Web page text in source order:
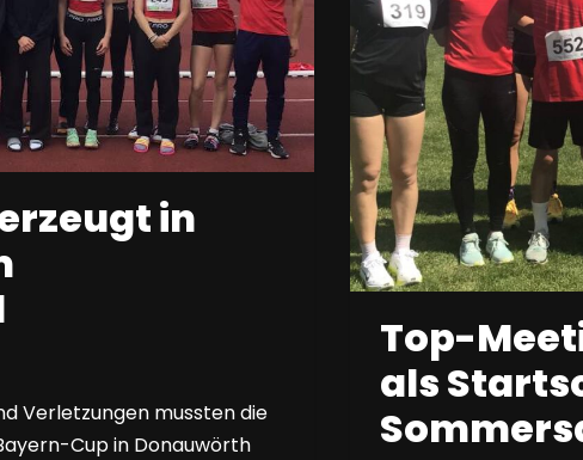
in
Verletzungen mussten die
Cup in Donauwörth
Top-
als